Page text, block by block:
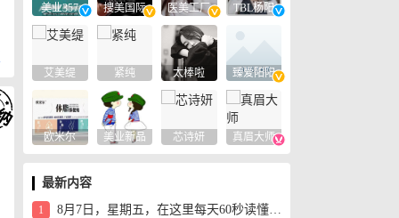
美业357 搜美国际 医美工厂 TBL杨阳
艾美缇 紧纯 太棒啦 臻爱阳阳
欧米尔 美业新品 芯诗妍 真眉大师
最新内容
1 8月7日，星期五，在这里每天60秒读懂世界！